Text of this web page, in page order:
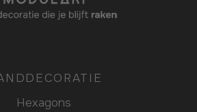
Hexagons